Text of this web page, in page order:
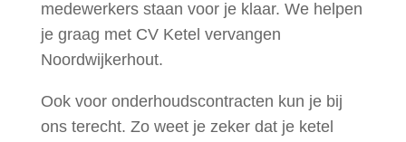
medewerkers staan voor je klaar. We helpen
je graag met CV Ketel vervangen
Noordwijkerhout.
Ook voor onderhoudscontracten kun je bij
ons terecht. Zo weet je zeker dat je ketel